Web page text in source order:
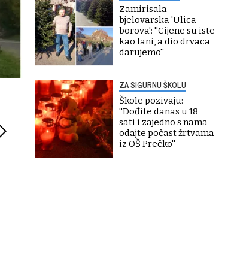
Zamirisala
bjelovarska 'Ulica
borova': ''Cijene su iste
kao lani, a dio drvaca
darujemo''
ZA SIGURNU ŠKOLU
Škole pozivaju:
''Dođite danas u 18
sati i zajedno s nama
odajte počast žrtvama
iz OŠ Prečko''